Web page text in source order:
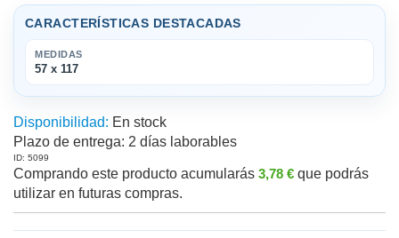
CARACTERÍSTICAS DESTACADAS
MEDIDAS
57 x 117
Disponibilidad: En stock
Plazo de entrega: 2 días laborables
ID: 5099
Comprando este producto acumularás 3,78 € que podrás
utilizar en futuras compras.